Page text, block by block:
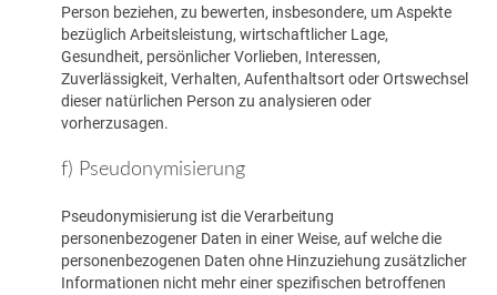
Person beziehen, zu bewerten, insbesondere, um Aspekte
bezüglich Arbeitsleistung, wirtschaftlicher Lage,
Gesundheit, persönlicher Vorlieben, Interessen,
Zuverlässigkeit, Verhalten, Aufenthaltsort oder Ortswechsel
dieser natürlichen Person zu analysieren oder
vorherzusagen.
f) Pseudonymisierung
Pseudonymisierung ist die Verarbeitung
personenbezogener Daten in einer Weise, auf welche die
personenbezogenen Daten ohne Hinzuziehung zusätzlicher
Informationen nicht mehr einer spezifischen betroffenen